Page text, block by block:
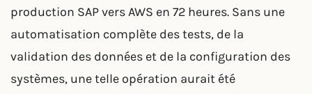
production SAP vers AWS en 72 heures. Sans une
automatisation complète des tests, de la
validation des données et de la configuration des
systèmes, une telle opération aurait été